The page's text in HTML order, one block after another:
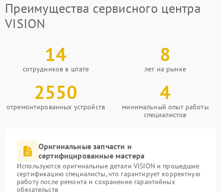
Преимущества сервисного центра
VISION
14
сотрудников в штате
8
лет на рынке
2550
отремонтированных устройств
4
минимальный опыт работы
специалистов
Оригинальные запчасти и
сертифицированные мастера
Используются оригинальные детали VISION и прошедшие
сертификацию специалисты, что гарантирует корректную
работу после ремонта и сохранение гарантийных
обязательств